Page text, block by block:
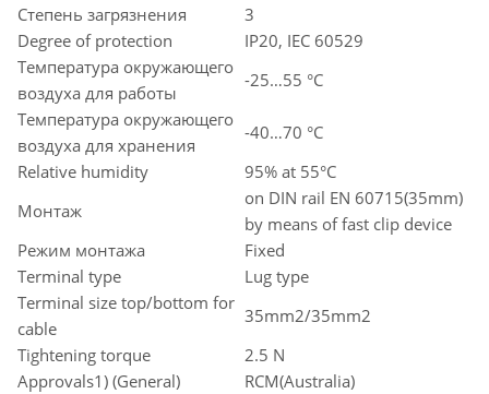
Степень загрязнения
3
Degree of protection
IP20, IEC 60529
Температура окружающего
воздуха для работы
-25…55 °C
Температура окружающего
воздуха для хранения
-40…70 °C
Relative humidity
95% at 55°C
Монтаж
on DIN rail EN 60715(35mm)
by means of fast clip device
Режим монтажа
Fixed
Terminal type
Lug type
Terminal size top/bottom for
cable
35mm2/35mm2
Tightening torque
2.5 N
Approvals1) (General)
RCM(Australia)